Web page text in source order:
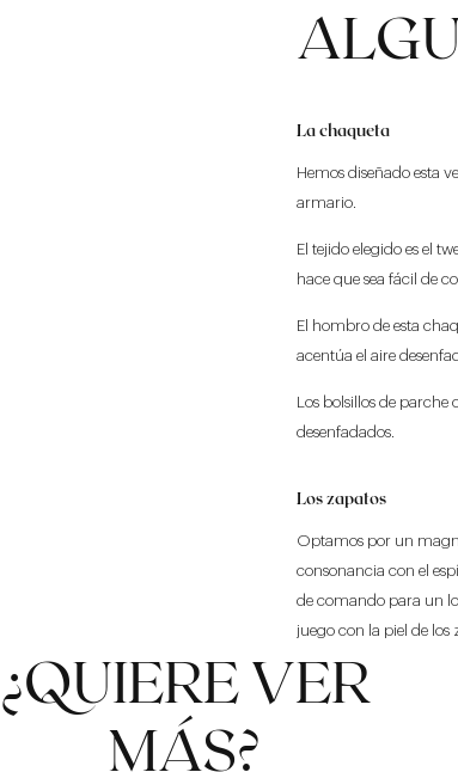
La chaqueta
Hemos diseñado esta
armario.
El tejido elegido es el
hace que sea fácil de
El hombro de esta
acentúa el aire
Los bolsillos de parche
desenfadados.
Los zapatos
Optamos por un
consonancia con el
de comando para un
juego con la piel de los
¿QUIERE VER
MÁS?